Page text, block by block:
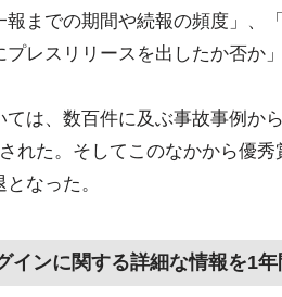
報までの期間や続報の頻度」、
プレスリリースを出したか否か
ては、数百件に及ぶ事故事例か
れた。そしてこのなかから優
なった。
インに関する詳細な情報を1年